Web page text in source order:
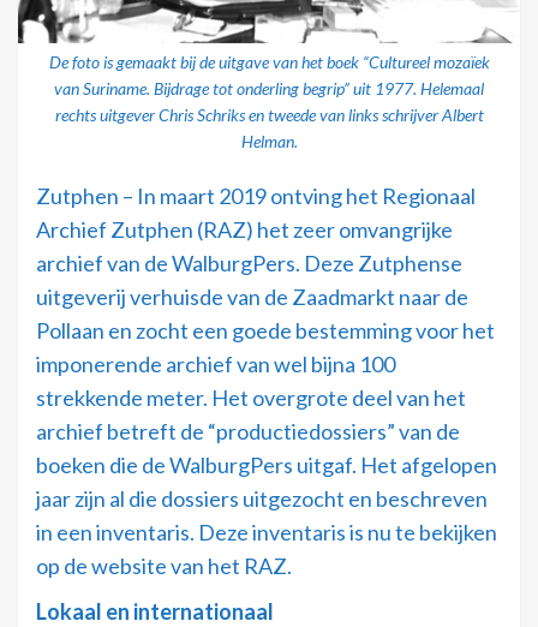
De foto is gemaakt bij de uitgave van het boek “Cultureel mozaïek
van Suriname. Bijdrage tot onderling begrip” uit 1977. Helemaal
rechts uitgever Chris Schriks en tweede van links schrijver Albert
Helman.
Zutphen – In maart 2019 ontving het Regionaal
Archief Zutphen (RAZ) het zeer omvangrijke
archief van de WalburgPers. Deze Zutphense
uitgeverij verhuisde van de Zaadmarkt naar de
Pollaan en zocht een goede bestemming voor het
imponerende archief van wel bijna 100
strekkende meter. Het overgrote deel van het
archief betreft de “productiedossiers” van de
boeken die de WalburgPers uitgaf. Het afgelopen
jaar zijn al die dossiers uitgezocht en beschreven
in een inventaris. Deze inventaris is nu te bekijken
op de website van het RAZ.
Lokaal en internationaal